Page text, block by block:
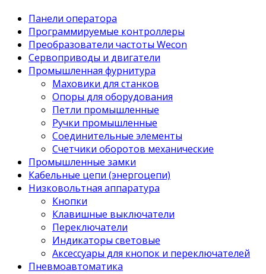
Панели оператора
Программируемые контроллеры
Преобразователи частоты Wecon
Сервоприводы и двигатели
Промышленная фурнитура
Маховики для станков
Опоры для оборудования
Петли промышленные
Ручки промышленные
Соединительные элементы
Счетчики оборотов механические
Промышленные замки
Кабельные цепи (энергоцепи)
Низковольтная аппаратура
Кнопки
Клавишные выключатели
Переключатели
Индикаторы световые
Аксессуары для кнопок и переключателей
Пневмоавтоматика